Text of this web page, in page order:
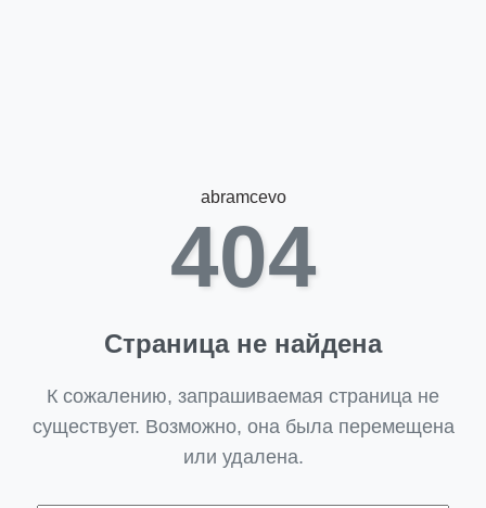
abramcevo
404
Страница не найдена
К сожалению, запрашиваемая страница не
существует. Возможно, она была перемещена
или удалена.